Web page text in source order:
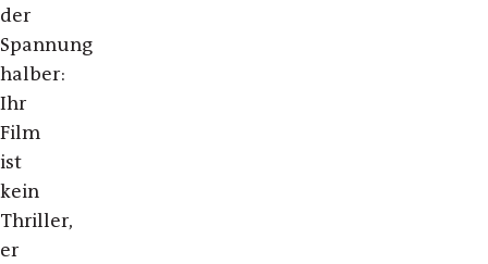
der
Spannung
halber:
Ihr
Film
ist
kein
Thriller,
er